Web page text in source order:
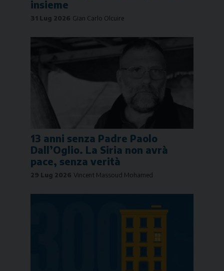
insieme
31 Lug 2026 Gian Carlo Olcuire
13 anni senza Padre Paolo
Dall’Oglio. La Siria non avrà
pace, senza verità
29 Lug 2026 Vincent Massoud Mohamed